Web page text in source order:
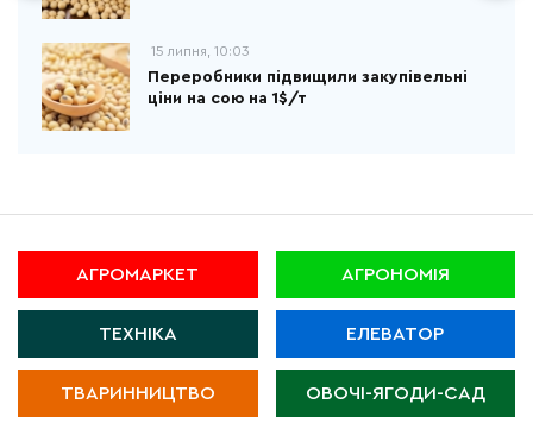
15 липня, 10:03
Переробники підвищили закупівельні
ціни на сою на 1$/т
АГРОМАРКЕТ АГРОНОМІЯ
ТЕХНІКА ЕЛЕВАТОР
ТВАРИННИЦТВО ОВОЧІ-ЯГОДИ-САД